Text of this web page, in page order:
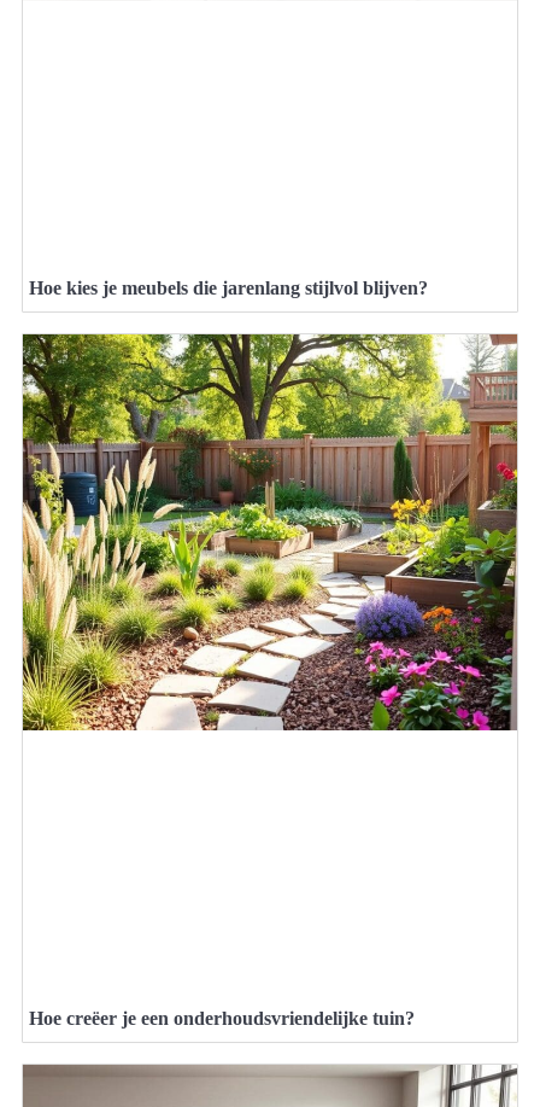
Hoe kies je meubels die jarenlang stijlvol blijven?
Hoe creëer je een onderhoudsvriendelijke tuin?